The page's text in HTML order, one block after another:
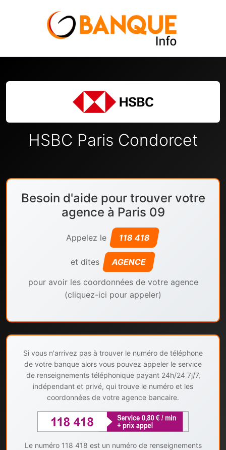
HSBC Paris Condorcet
Besoin d'aide pour trouver votre
agence à Paris 09
Appelez le 118 418
et dites AGENCE
pour avoir les coordonnées de votre agence
(cliquez-ici pour appeler)
Si vous n'arrivez pas à trouver le numéro de téléphone
de votre banque alors vous pouvez appeler le service
de renseignements téléphonique payant 24h/24 7j/7,
indépendant et privé, qui trouve le numéro et les
coordonnées de votre agence bancaire.
Le numéro 118 418 est un numéro de renseignements